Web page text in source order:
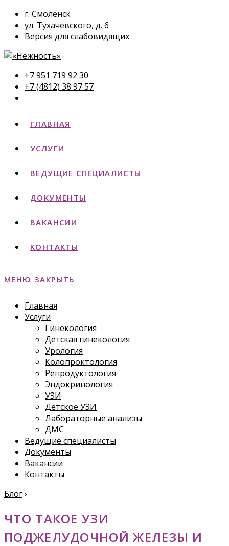
г. Смоленск
ул. Тухачевского, д. 6
Версия для слабовидящих
+7 951 719 92 30
+7 (4812) 38 97 57
ГЛАВНАЯ
УСЛУГИ
ВЕДУЩИЕ СПЕЦИАЛИСТЫ
ДОКУМЕНТЫ
ВАКАНСИИ
КОНТАКТЫ
МЕНЮ ЗАКРЫТЬ
Главная
Услуги
Гинекология
Детская гинекология
Урология
Колопроктология
Репродуктология
Эндокринология
УЗИ
Детское УЗИ
Лабораторные анализы
ДМС
Ведущие специалисты
Документы
Вакансии
Контакты
Блог›
ЧТО ТАКОЕ УЗИ
ПОДЖЕЛУДОЧНОЙ ЖЕЛЕЗЫ И